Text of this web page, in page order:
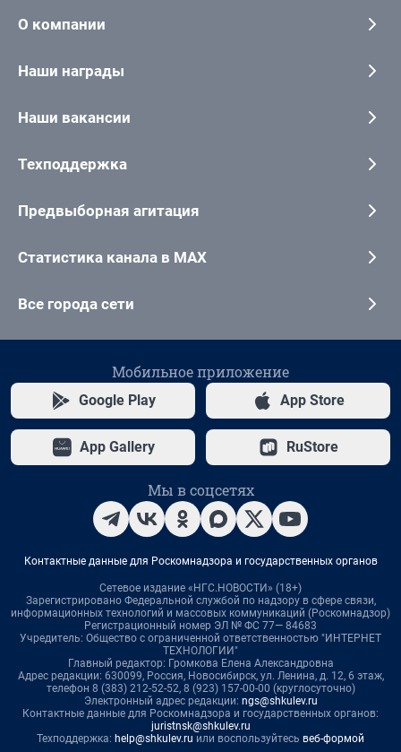
О компании
Наши награды
Наши вакансии
Техподдержка
Предвыборная агитация
Статистика канала в MAX
Все города сети
Мобильное приложение
Google Play App Store
App Gallery RuStore
Мы в соцсетях
Контактные данные для Роскомнадзора и государственных органов
Сетевое издание «НГС.НОВОСТИ» (18+)
Зарегистрировано Федеральной службой по надзору в сфере связи,
информационных технологий и массовых коммуникаций (Роскомнадзор)
Регистрационный номер ЭЛ № ФС 77— 84683
Учредитель: Общество с ограниченной ответственностью "ИНТЕРНЕТ
ТЕХНОЛОГИИ"
Главный редактор: Громкова Елена Александровна
Адрес редакции: 630099, Россия, Новосибирск, ул. Ленина, д. 12, 6 этаж,
телефон 8 (383) 212-52-52, 8 (923) 157-00-00 (круглосуточно)
Электронный адрес редакции: ngs@shkulev.ru
Контактные данные для Роскомнадзора и государственных органов:
juristnsk@shkulev.ru
Техподдержка: help@shkulev.ru или воспользуйтесь веб-формой